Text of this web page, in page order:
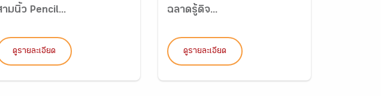
ามนิ้ว Pencil...
ดูรายละเอียด
ฉลาดรู้ดิจ...
ดูรายละเอียด